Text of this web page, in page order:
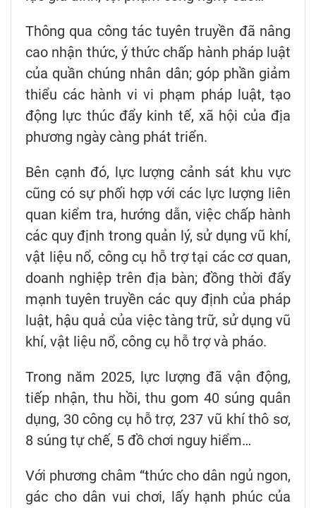
Thông qua công tác tuyên truyền đã nâng
cao nhận thức, ý thức chấp hành pháp luật
của quần chúng nhân dân; góp phần giảm
thiểu các hành vi vi phạm pháp luật, tạo
động lực thúc đẩy kinh tế, xã hội của địa
phương ngày càng phát triển.
Bên cạnh đó, lực lượng cảnh sát khu vực
cũng có sự phối hợp với các lực lượng liên
quan kiểm tra, hướng dẫn, việc chấp hành
các quy định trong quản lý, sử dụng vũ khí,
vật liệu nổ, công cụ hỗ trợ tại các cơ quan,
doanh nghiệp trên địa bàn; đồng thời đẩy
mạnh tuyên truyền các quy định của pháp
luật, hậu quả của việc tàng trữ, sử dụng vũ
khí, vật liệu nổ, công cụ hỗ trợ và pháo.
Trong năm 2025, lực lượng đã vận động,
tiếp nhận, thu hồi, thu gom 40 súng quân
dụng, 30 công cụ hỗ trợ, 237 vũ khí thô sơ,
8 súng tự chế, 5 đồ chơi nguy hiểm…
Với phương châm “thức cho dân ngủ ngon,
gác cho dân vui chơi, lấy hạnh phúc của